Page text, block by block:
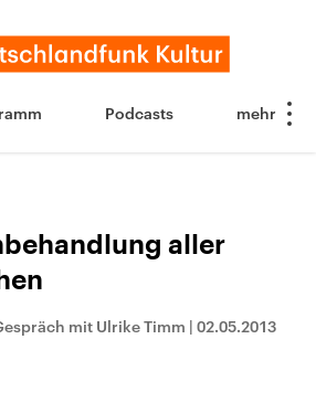
Podcasts
aller
mit Ulrike Timm | 02.05.2013